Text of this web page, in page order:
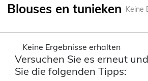
Blouses en tunieken Keine
Keine Ergebnisse erhalten
Versuchen Sie es erneut
Sie die folgenden Tipps: